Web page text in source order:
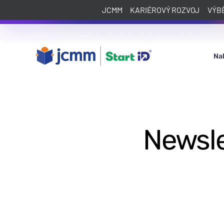
JCMM KARIÉROVÝ ROZVOJ